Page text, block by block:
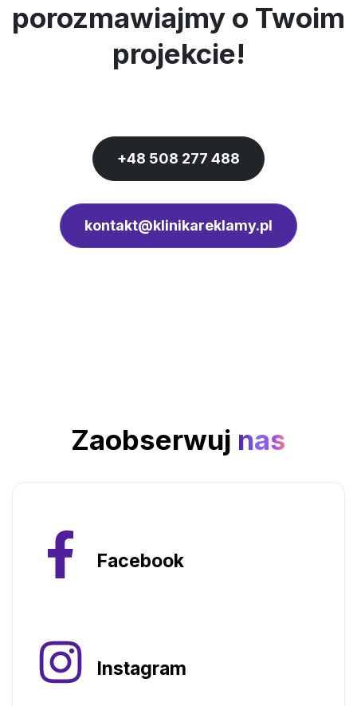
porozmawiajmy o Twoim
projekcie!
+48 508 277 488
kontakt@klinikareklamy.pl
Zaobserwuj nas
Facebook
Instagram